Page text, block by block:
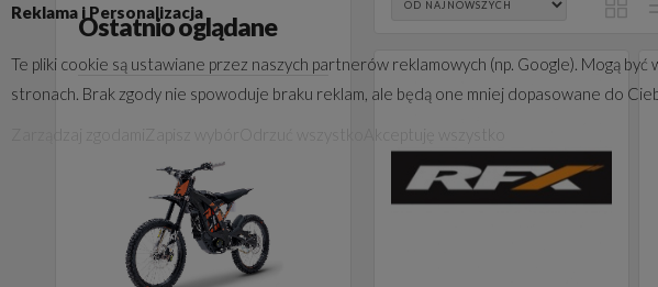
Ostatnio oglądane
Reklama i Personalizacja
Te pliki cookie są ustawiane przez naszych partnerów reklamowych (np. Google). Mogą
stronach. Brak zgody nie spowoduje braku reklam, ale będą one mniej dopasowane do
Zarządzaj zgodami